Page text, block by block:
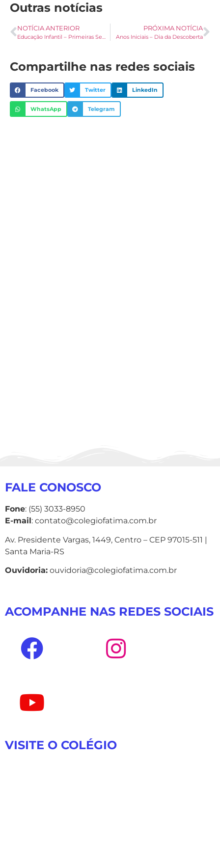
Outras notícias
NOTÍCIA ANTERIOR
Educação Infantil – Primeiras Semanas de Aula
PRÓXIMA NOTÍCIA
Anos Iniciais – Dia da Descoberta
Compartilhe nas redes sociais
Facebook Twitter LinkedIn
WhatsApp Telegram
FALE CONOSCO
Fone: (55) 3033-8950
E-mail: contato@colegiofatima.com.br
Av. Presidente Vargas, 1449, Centro – CEP 97015-511 |
Santa Maria-RS
Ouvidoria: ouvidoria@colegiofatima.com.br
ACOMPANHE NAS REDES SOCIAIS
VISITE O COLÉGIO